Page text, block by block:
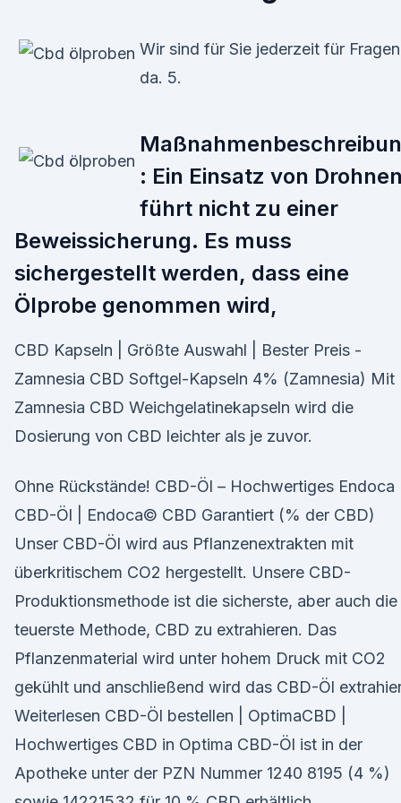
Wir sind für Sie jederzeit für Fragen
da. 5.
: Ein Einsatz von
führt nicht zu einer
Beweissicherung. Es muss
sichergestellt werden, dass eine
Ölprobe genommen wird,
CBD Kapseln | Größte Auswahl | Bester Preis -
Zamnesia CBD Softgel-Kapseln 4% (Zamnesia) Mit
Zamnesia CBD Weichgelatinekapseln wird die
Dosierung von CBD leichter als je zuvor.
Ohne Rückstände! CBD-Öl – Hochwertiges Endoca
CBD-Öl | Endoca© CBD Garantiert (% der CBD)
Unser CBD-Öl wird aus Pflanzenextrakten mit
überkritischem CO2 hergestellt. Unsere CBD-
Produktionsmethode ist die sicherste, aber auch die
teuerste Methode, CBD zu extrahieren. Das
Pflanzenmaterial wird unter hohem Druck mit CO2
gekühlt und anschließend wird das CBD-Öl
Weiterlesen CBD-Öl bestellen | OptimaCBD |
Hochwertiges CBD in Optima CBD-Öl ist in der
Apotheke unter der PZN Nummer 1240 8195 (4 %)